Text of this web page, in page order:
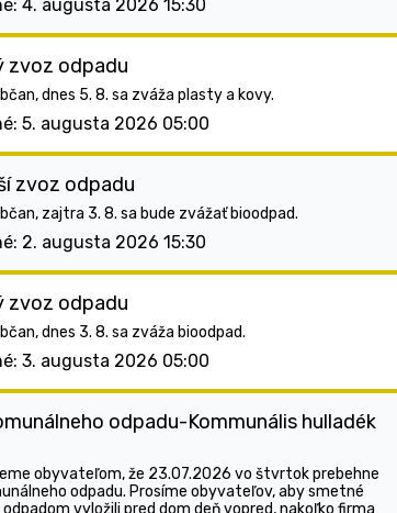
4. augusta 2026 15:30
zvoz odpadu
dnes 5. 8. sa zváža plasty a kovy.
5. augusta 2026 05:00
zvoz odpadu
zajtra 3. 8. sa bude zvážať bioodpad.
2. augusta 2026 15:30
zvoz odpadu
dnes 3. 8. sa zváža bioodpad.
3. augusta 2026 05:00
odpadu-Kommunális hulladék
obyvateľom, že 23.07.2026 vo štvrtok prebehne
odpadu. Prosíme obyvateľov, aby smetné
vyložili pred dom deň vopred, nakoľko firma